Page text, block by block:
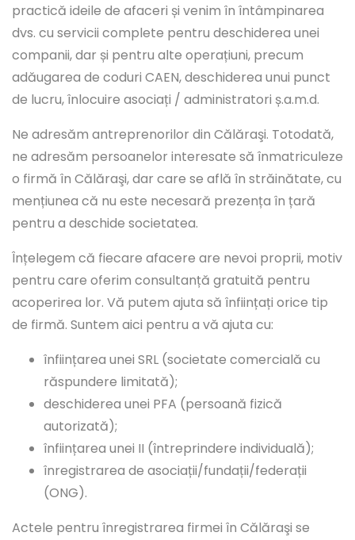
practică ideile de afaceri și venim în întâmpinarea
dvs. cu servicii complete pentru deschiderea unei
companii, dar și pentru alte operațiuni, precum
adăugarea de coduri CAEN, deschiderea unui punct
de lucru, înlocuire asociați / administratori ș.a.m.d.
Ne adresăm antreprenorilor din Călăraşi. Totodată,
ne adresăm persoanelor interesate să înmatriculeze
o firmă în Călăraşi, dar care se află în străinătate, cu
mențiunea că nu este necesară prezența în țară
pentru a deschide societatea.
Înțelegem că fiecare afacere are nevoi proprii, motiv
pentru care oferim consultanță gratuită pentru
acoperirea lor. Vă putem ajuta să înființați orice tip
de firmă. Suntem aici pentru a vă ajuta cu:
înființarea unei SRL (societate comercială cu
răspundere limitată);
deschiderea unei PFA (persoană fizică
autorizată);
înființarea unei II (întreprindere individuală);
înregistrarea de asociații/fundații/federații
(ONG).
Actele pentru înregistrarea firmei în Călăraşi se